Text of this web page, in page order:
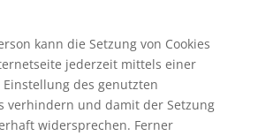
kann die Setzung von Cookies
jederzeit mittels einer
des genutzten
verhindern und damit der Setzung
widersprechen. Ferner